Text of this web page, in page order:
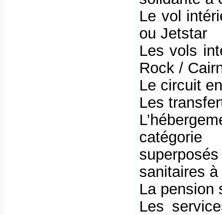
Le vol
ou Jetstar
Les vols
Rock /
Le circuit
Les
sanitaires
La pension
Les